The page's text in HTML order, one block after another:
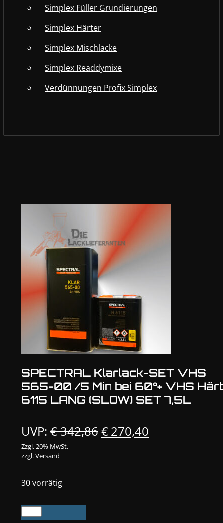
Simplex Füller Grundierungen
Simplex Härter
Simplex Mischlacke
Simplex Readdymixe
Verdünnungen Profix Simplex
SPECTRAL Klarlack-SET VHS
565-00 /5 Min bei 60°+ VHS
6115 LANG (SLOW) SET 7,5L
UVP: €342,86Ursprünglicher
€ 270,40
Zzgl. 20% MwSt.
zzgl.Versand
30 vorrätig
SPECTRAL